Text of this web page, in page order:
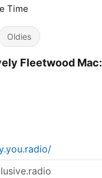
Time
Oldies
Fleetwood Mac: